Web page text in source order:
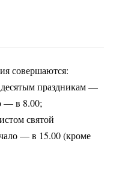
совершаются:
праздникам —
— в 8.00;
святой
— в 15.00 (кроме